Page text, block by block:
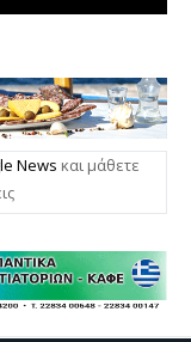
News και μάθετε